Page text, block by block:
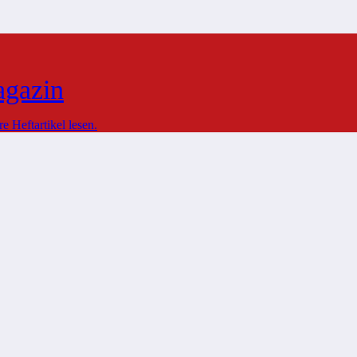
Heftartikel lesen.